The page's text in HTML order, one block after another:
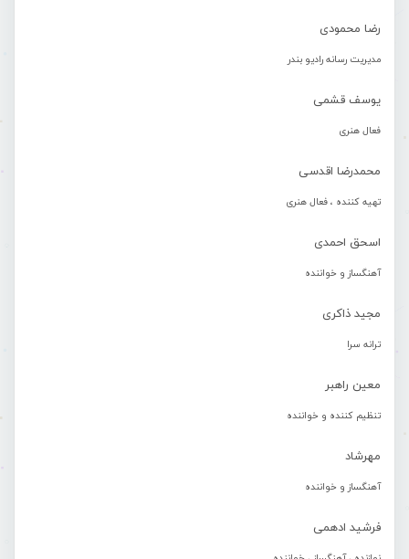
رضا محمودی
مدیریت رسانه رادیو بندر
یوسف قشمی
فعال هنری
محمدرضا اقدسی
تهیه کننده ، فعال هنری
اسحق احمدی
آهنگساز و خواننده
مجید ذاکری
ترانه سرا
معین راهبر
تنظیم کننده و خواننده
مهرشاد
آهنگساز و خواننده
فرشید ادهمی